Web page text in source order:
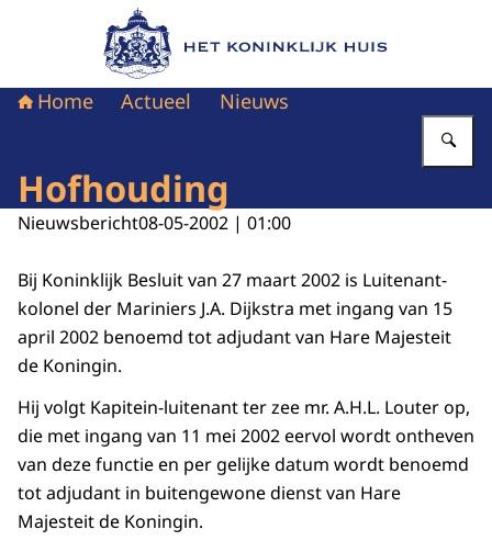
Naar de homepage van Het Koninklijk Huis
Home Actueel Nieuws
Hofhouding
Nieuwsbericht08-05-2002 | 01:00
Bij Koninklijk Besluit van 27 maart 2002 is Luitenant-
kolonel der Mariniers J.A. Dijkstra met ingang van 15
april 2002 benoemd tot adjudant van Hare Majesteit
de Koningin.
Hij volgt Kapitein-luitenant ter zee mr. A.H.L. Louter op,
die met ingang van 11 mei 2002 eervol wordt ontheven
van deze functie en per gelijke datum wordt benoemd
tot adjudant in buitengewone dienst van Hare
Majesteit de Koningin.